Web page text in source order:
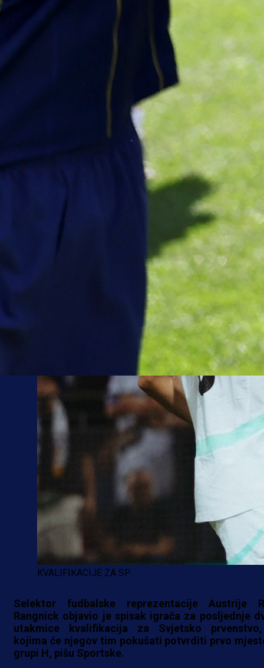
KVALIFIKACIJE ZA SP
Selektor fudbalske reprezentacije Austrije
Rangnick objavio je spisak igrača za posljednje
utakmice kvalifikacija za Svjetsko
kojima će njegov tim pokušati potvrditi prvo
grupi H, pišu Sportske.